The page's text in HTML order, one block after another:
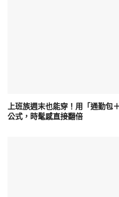
上班族週末也能穿！用「通勤包
公式，時髦感直接翻倍